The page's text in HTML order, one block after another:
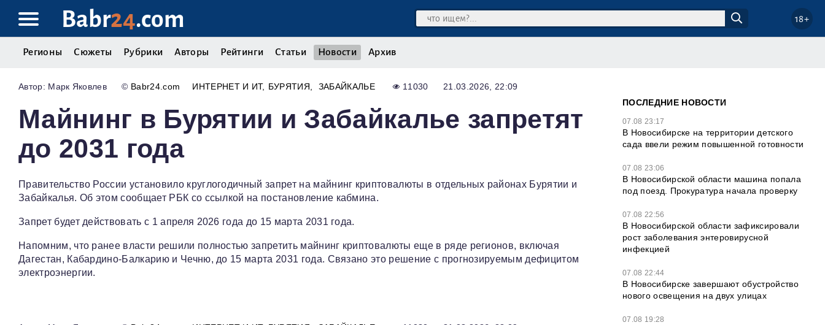
Babr24.com 18+
Регионы Сюжеты Рубрики Авторы Рейтинги Статьи Новости Архив
Марк Яковлев © Babr24.com ИНТЕРНЕТ И ИТ БУРЯТИЯ ЗАБАЙКАЛЬЕ 11030 21.03.2026, 22:09
Майнинг в Бурятии и Забайкалье запретят
до 2031 года
Правительство России установило круглогодичный запрет на майнинг криптовалюты в отдельных районах Бурятии и
Забайкалья. Об этом сообщает РБК со ссылкой на постановление кабмина.
Запрет будет действовать с 1 апреля 2026 года до 15 марта 2031 года.
Напомним, что ранее власти решили полностью запретить майнинг криптовалюты еще в ряде регионов, включая
Дагестан, Кабардино-Балкарию и Чечню, до 15 марта 2031 года. Связано это решение с прогнозируемым дефицитом
электроэнергии.
ПОСЛЕДНИЕ НОВОСТИ
07.08 23:17
В Новосибирске на территории детского
сада ввели режим повышенной готовности
07.08 23:06
В Новосибирской области машина попала
под поезд. Прокуратура начала проверку
07.08 22:56
В Новосибирской области зафиксировали
рост заболевания энтеровирусной
инфекцией
07.08 22:44
В Новосибирске завершают обустройство
нового освещения на двух улицах
07.08 19:28